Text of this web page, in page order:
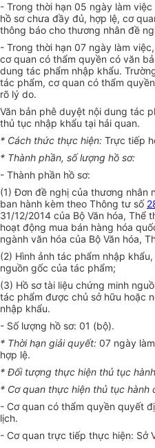
- Trong thời hạn 05 ngày làm
hồ sơ chưa đầy đủ, hợp lệ, cơ
thông báo cho thương nhân đề
- Trong thời hạn 07 ngày làm
cơ quan có thẩm quyền có văn
dung tác phẩm nhập khẩu.
tác phẩm, cơ quan có thẩm
rõ lý do.
Văn bản phê duyệt nội dung tác
thủ tục nhập khẩu tại hải quan.
* Cách thức thực hiện: Trực tiếp
* Thành phần, sốlượng hồ sơ:
- Thành phần hồ sơ:
(1)Đơn đề nghị của thương nhân
ban hành kèm theo Thông tư số
31/12/2014 của Bộ Văn hóa, Thể
hoạt động mua bán hàng hóa
ngành văn hóa của Bộ Văn hóa,
(2) Hình ảnh tác phẩm nhập
nguồn gốc của tác phẩm;
(3) Hồ sơ tài liệu chứng minh
tác phẩm được chủ sở hữu hoặc
nhập khẩu.
- Số lượng hồ sơ: 01 (bộ).
* Thời hạn giải quyết: 07 ngày
hợp lệ.
* Đối tượng thực hiện thủ tục
* Cơ quan thực hiện thủ tục hành
- Cơ quan có thẩm quyền quyết
lịch.
- Cơ quan trực tiếp thực hiện: Sở